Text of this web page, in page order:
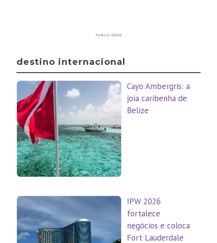
PUBLICIDADE
destino internacional
Cayo Ambergris: a
joia caribenha de
Belize
IPW 2026
fortalece
negócios e coloca
Fort Lauderdale